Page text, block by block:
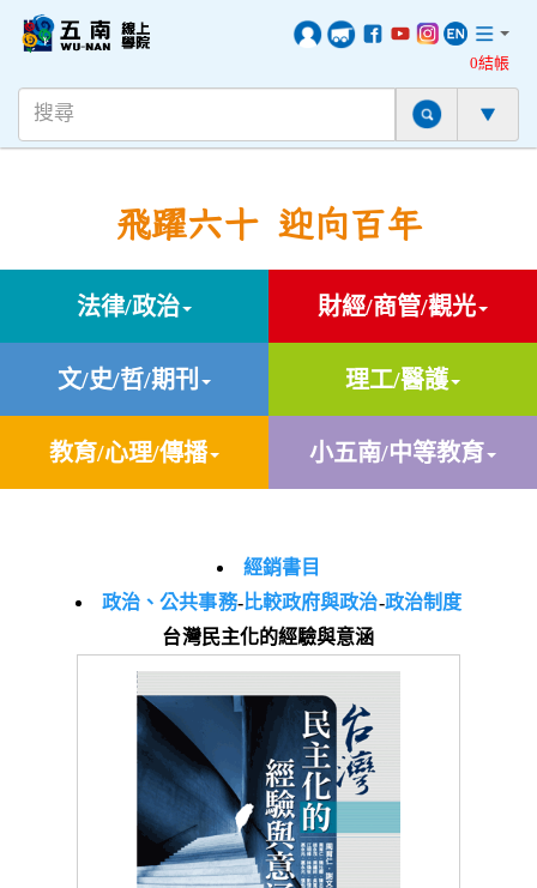
0結帳
飛躍六十 迎向百年
法律/政治 財經/商管/觀光
文/史/哲/期刊 理工/醫護
教育/心理/傳播 小五南/中等教育
經銷書目
政治、公共事務-比較政府與政治-政治制度
台灣民主化的經驗與意涵